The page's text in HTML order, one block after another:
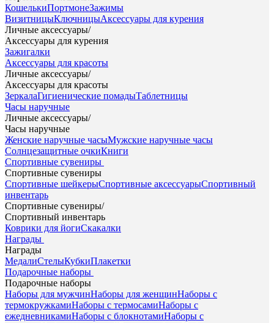
КошелькиПортмонеЗажимы
ВизитницыКлючницыАксессуары для курения
Личные аксессуары/
Аксессуары для курения
Зажигалки
Аксессуары для красоты
Личные аксессуары/
Аксессуары для красоты
ЗеркалаГигиенические помадыТаблетницы
Часы наручные
Личные аксессуары/
Часы наручные
Женские наручные часыМужские наручные часы
Солнцезащитные очкиКниги
Спортивные сувениры
Спортивные сувениры
Спортивные шейкерыСпортивные аксессуарыСпортивный
инвентарь
Спортивные сувениры/
Спортивный инвентарь
Коврики для йогиСкакалки
Награды
Награды
МедалиСтелыКубкиПлакетки
Подарочные наборы
Подарочные наборы
Наборы для мужчинНаборы для женщинНаборы с
термокружкамиНаборы с термосамиНаборы с
ежедневникамиНаборы с блокнотамиНаборы с